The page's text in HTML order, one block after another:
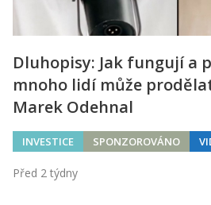
Dluhopisy: Jak fungují a
mnoho lidí může
Marek Odehnal
INVESTICE SPONZOROVÁNO
Před 2 týdny